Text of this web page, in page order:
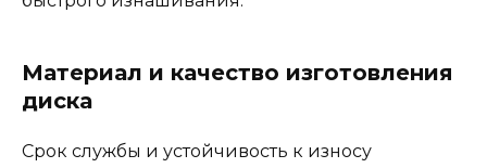
Материал и качество изготовления
диска
Срок службы и устойчивость к износу